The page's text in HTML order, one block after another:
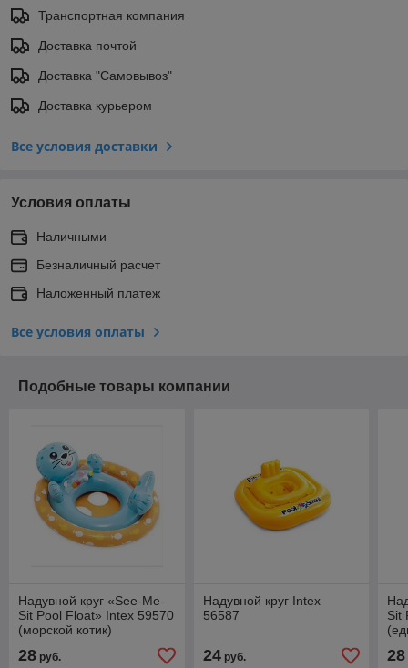
Транспортная компания
Доставка почтой
Доставка "Самовывоз"
Доставка курьером
Все условия доставки
Условия оплаты
Наличными
Безналичный расчет
Наложенный платеж
Все условия оплаты
Подобные товары компании
Надувной круг «See-Me-
Sit Pool Float» Intex 59570
(морской котик)
28 руб.
Надувной круг Intex
56587
24руб.
Sit
28